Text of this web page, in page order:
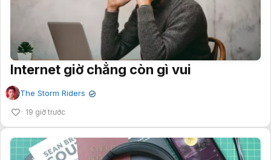
Internet giờ chẳng còn gì vui
The Storm Riders ✔
19 giờ trước